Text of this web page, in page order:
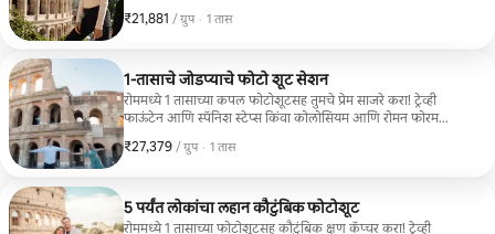
आणि व्यावसायिक फोटोग्राफरसोबत आरामदायी सत्राचा आनंद घ्या.
₹21,881 / ग्रुप
₹21,881, प्रति ग्रुप
, · 1 तास
1-तासाचे जोडप्याचे फोटो शूट सेशन
रोममध्ये 1 तासाच्या कपल फोटोशूटसह तुमचे प्रेम साजरे करा! ट्रेव्ही
फाऊंटेन आणि स्पॅनिश स्टेप्स किंवा कोलोसियम आणि रोमन फोरम
वेळ एकत्र घालवण्यासाठी 50 संपादित फोटो मिळतील.
₹27,379 / ग्रुप
₹27,379, प्रति ग्रुप
, · 1 तास
5 पर्यंत लोकांचा लहान कौटुंबिक फोटोशूट
रोममध्ये 1 तासाच्या फोटोशूटसह कौटुंबिक क्षण कॅप्चर करा! ट्रेव्ही